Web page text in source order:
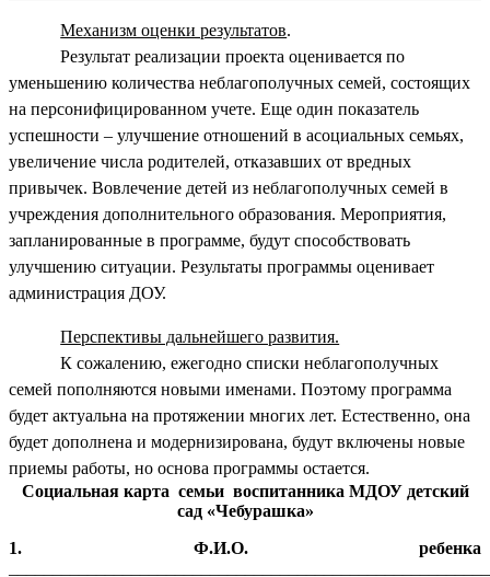
Механизм оценки результатов.
Результат реализации проекта оценивается по
уменьшению количества неблагополучных семей, состоящих
на персонифицированном учете. Еще один показатель
успешности – улучшение отношений в асоциальных семьях,
увеличение числа родителей, отказавших от вредных
привычек. Вовлечение детей из неблагополучных семей в
учреждения дополнительного образования. Мероприятия,
запланированные в программе, будут способствовать
улучшению ситуации. Результаты программы оценивает
администрация ДОУ.
Перспективы дальнейшего развития.
К сожалению, ежегодно списки неблагополучных
семей пополняются новыми именами. Поэтому программа
будет актуальна на протяжении многих лет. Естественно, она
будет дополнена и модернизирована, будут включены новые
приемы работы, но основа программы остается.
Социальная карта семьи воспитанника МДОУ детский
сад «Чебурашка»
1. Ф.И.О. ребенка